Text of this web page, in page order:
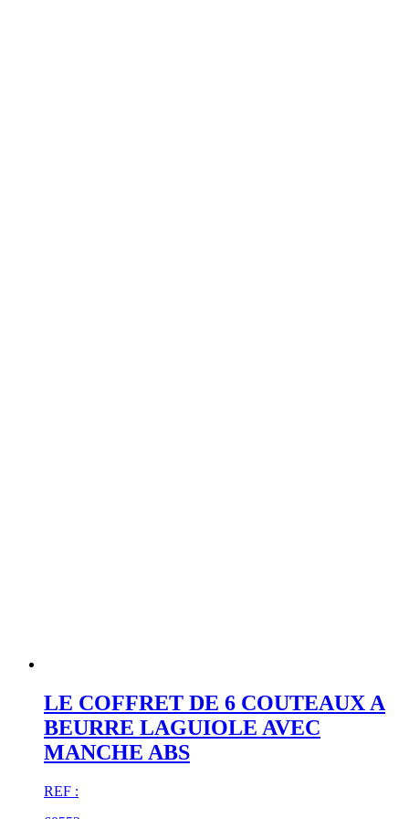
LE COFFRET DE 6 COUTEAUX A
BEURRE LAGUIOLE AVEC
MANCHE ABS
REF :